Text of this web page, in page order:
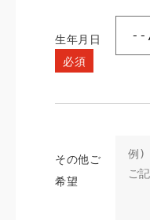
レン
振袖レ
生年月日
必須
その他ご
希望